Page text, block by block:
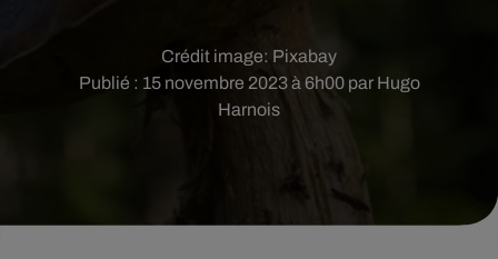
Publié : 15 novembre 2023 à 6h00 par Hugo
Harnois
Crédit image: Pixabay